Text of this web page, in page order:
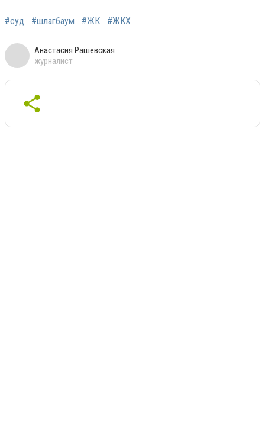
#суд #шлагбаум #ЖК #ЖКХ
Анастасия Рашевская
журналист